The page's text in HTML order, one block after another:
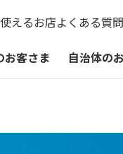
お客さま 自治体の
使えるお店よくある質問